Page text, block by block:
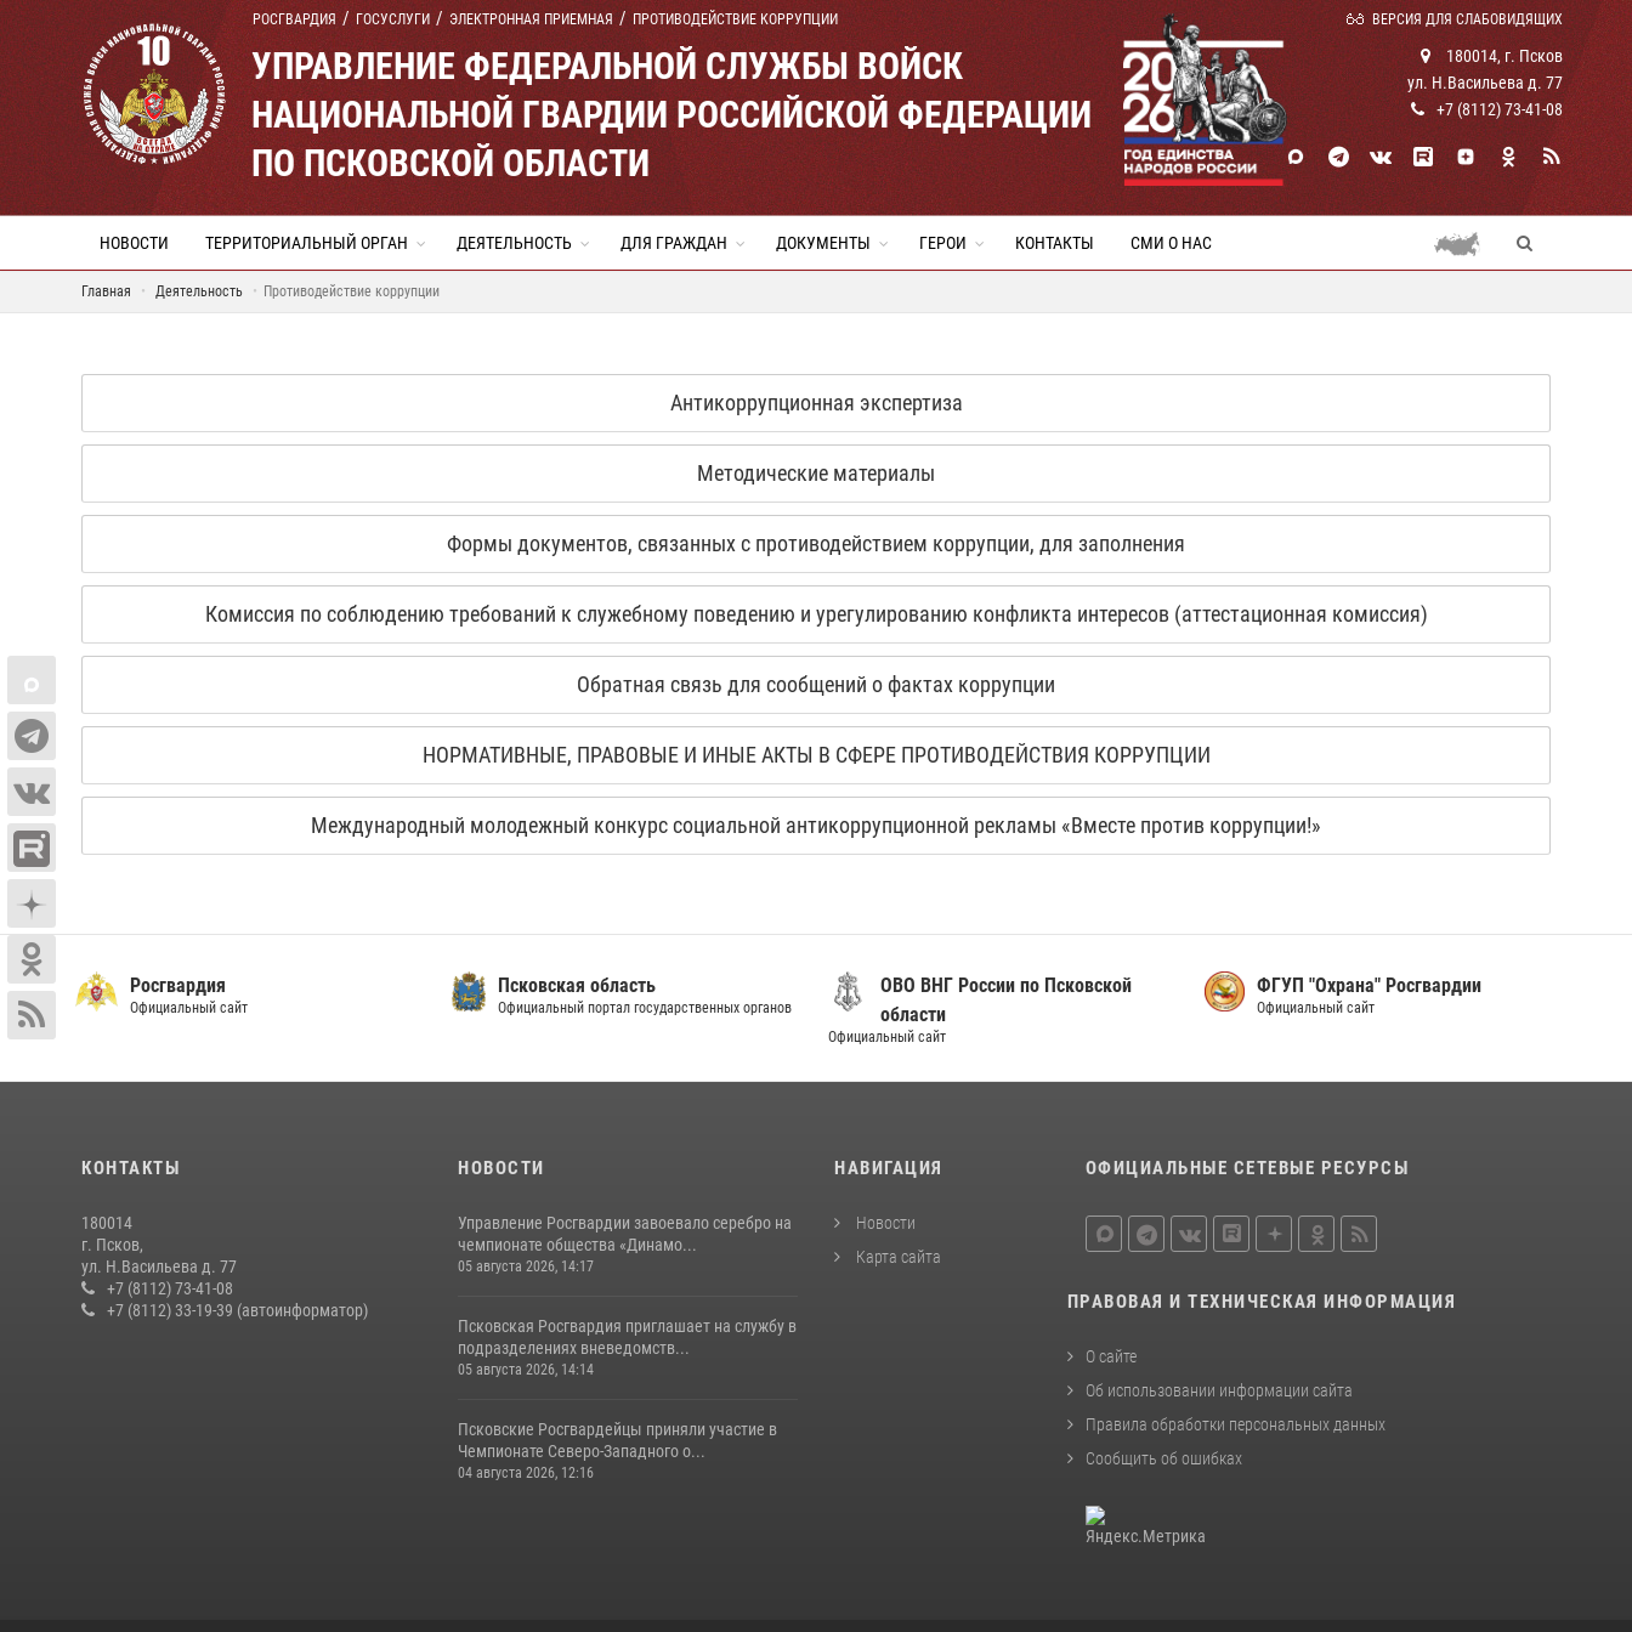
РОСГВАРДИЯ ГОСУСЛУГИ ЭЛЕКТРОННАЯ ПРИЕМНАЯ ПРОТИВОДЕЙСТВИЕ КОРРУПЦИИ ВЕРСИЯ ДЛЯ СЛАБОВИДЯЩИХ
УПРАВЛЕНИЕ ФЕДЕРАЛЬНОЙ СЛУЖБЫ ВОЙСК
НАЦИОНАЛЬНОЙ ГВАРДИИ РОССИЙСКОЙ ФЕДЕРАЦИИ
ПО ПСКОВСКОЙ ОБЛАСТИ
180014, г. Псков
ул. Н.Васильева д. 77
+7 (8112) 73-41-08
НОВОСТИ ТЕРРИТОРИАЛЬНЫЙ ОРГАН ДЕЯТЕЛЬНОСТЬ ДЛЯ ГРАЖДАН ДОКУМЕНТЫ ГЕРОИ КОНТАКТЫ СМИ О НАС
Главная Деятельность Противодействие коррупции
Антикоррупционная экспертиза
Методические материалы
Формы документов, связанных с противодействием коррупции, для заполнения
Комиссия по соблюдению требований к служебному поведению и урегулированию конфликта интересов (аттестационная комиссия)
Обратная связь для сообщений о фактах коррупции
НОРМАТИВНЫЕ, ПРАВОВЫЕ И ИНЫЕ АКТЫ В СФЕРЕ ПРОТИВОДЕЙСТВИЯ КОРРУПЦИИ
Международный молодежный конкурс социальной антикоррупционной рекламы «Вместе против коррупции!»
Росгвардия
Официальный сайт
Псковская область
Официальный портал государственных органов
ОВО ВНГ России по Псковской
области
Официальный сайт
ФГУП "Охрана" Росгвардии
Официальный сайт
КОНТАКТЫ
180014
г. Псков,
ул. Н.Васильева д. 77
+7 (8112) 73-41-08
+7 (8112) 33-19-39 (автоинформатор)
НОВОСТИ
Управление Росгвардии завоевало серебро на
чемпионате общества «Динамо...
05 августа 2026, 14:17
Псковская Росгвардия приглашает на службу в
подразделениях вневедомств...
05 августа 2026, 14:14
Псковские Росгвардейцы приняли участие в
Чемпионате Северо-Западного о...
04 августа 2026, 12:16
НАВИГАЦИЯ
Новости
Карта сайта
ОФИЦИАЛЬНЫЕ СЕТЕВЫЕ РЕСУРСЫ
ПРАВОВАЯ И ТЕХНИЧЕСКАЯ ИНФОРМАЦИЯ
О сайте
Об использовании информации сайта
Правила обработки персональных данных
Сообщить об ошибках